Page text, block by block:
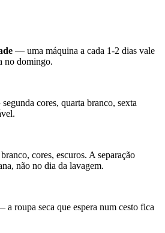
— uma máquina a cada 1-2 dias vale
no domingo.
cores, quarta branco, sexta
cores, escuros. A separação
não no dia da lavagem.
a roupa seca que espera num cesto fica